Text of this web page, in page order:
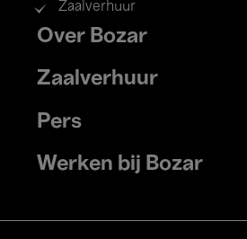
Zaalverhuur
Footer
menu
Over Bozar
Zaalverhuur
Pers
Werken bij Bozar